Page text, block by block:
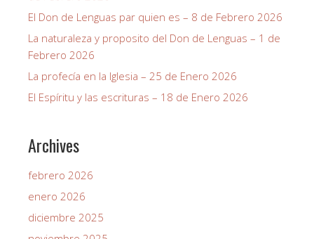
El Don de Lenguas par quien es – 8 de Febrero 2026
La naturaleza y proposito del Don de Lenguas – 1 de
Febrero 2026
La profecía en la Iglesia – 25 de Enero 2026
El Espíritu y las escrituras – 18 de Enero 2026
Archives
febrero 2026
enero 2026
diciembre 2025